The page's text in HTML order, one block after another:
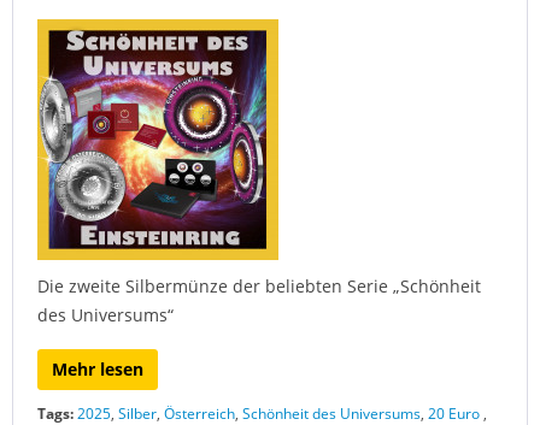
Die zweite Silbermünze der beliebten Serie „Schönheit
des Universums“
Mehr lesen
Tags:2025, Silber, Österreich, Schönheit des Universums, 20 Euro ,